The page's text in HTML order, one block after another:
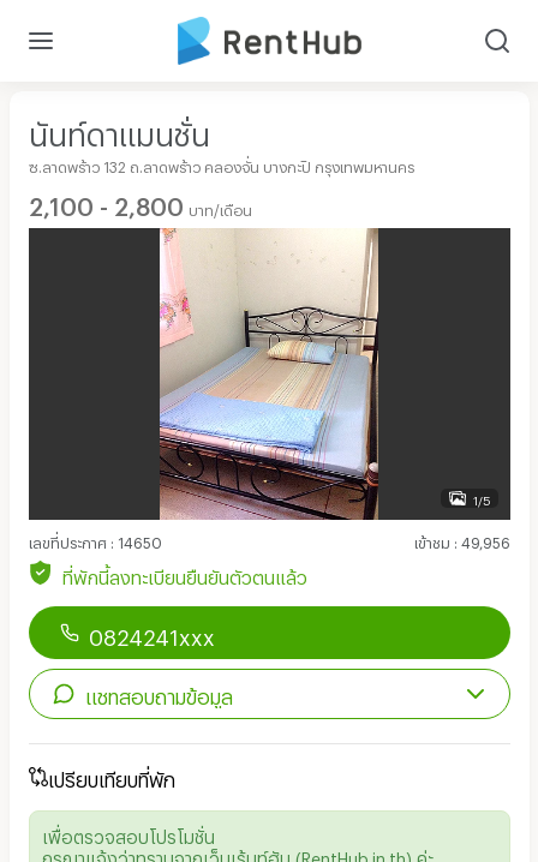
นันท์ดาแมนชั่น
ซ.ลาดพร้าว 132 ถ.ลาดพร้าว คลองจั่น บางกะปิ กรุงเทพมหานคร
2,100 - 2,800 บาท/เดือน
1/5
เลขที่ประกาศ : 14650 เข้าชม : 49,956
ที่พักนี้ลงทะเบียนยืนยันตัวตนแล้ว
0824241xxx
แชทสอบถามข้อมูล
เปรียบเทียบที่พัก
เพื่อตรวจสอบโปรโมชั่น
กรุณาแจ้งว่าทราบจากเว็บเร้นท์ฮับ (RentHub.in.th) ค่ะ